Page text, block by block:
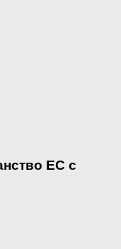
ЕС с